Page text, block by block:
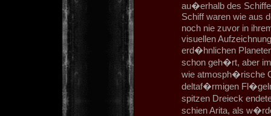
au�erhalb des
Schiff waren wie aus
noch nie zuvor in
visuellen
erd�hnlichen
schon geh�rt, aber
wie atmosph�rische
deltaf�rmigen
spitzen Dreieck
schien Arita, als